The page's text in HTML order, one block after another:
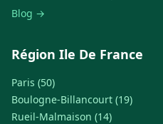
Blog →
Région Ile De France
Paris (50)
Boulogne-Billancourt (19)
Rueil-Malmaison (14)